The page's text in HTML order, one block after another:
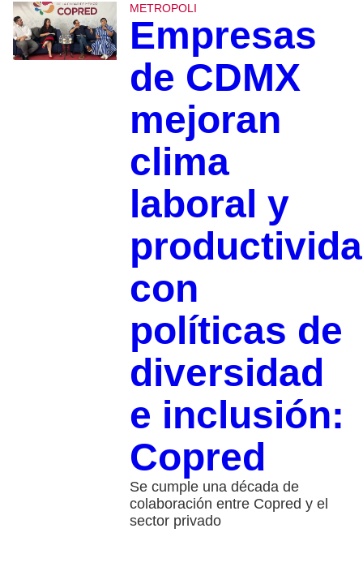
METROPOLI
Empresas
de CDMX
mejoran
clima
laboral y
con
políticas de
diversidad
e inclusión:
Copred
Se cumple una década de
colaboración entre Copred y el
sector privado